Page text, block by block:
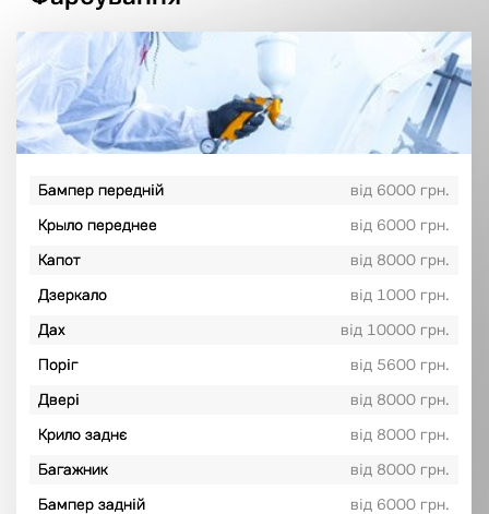
Бампер передній
від 6000 грн.
Крыло переднее
від 6000 грн.
Капот
від 8000 грн.
Дзеркало
від 1000 грн.
Дах
від 10000 грн.
Поріг
від 5600 грн.
Двері
від 8000 грн.
Крило заднє
від 8000 грн.
Багажник
від 8000 грн.
Бампер задній
від 6000 грн.